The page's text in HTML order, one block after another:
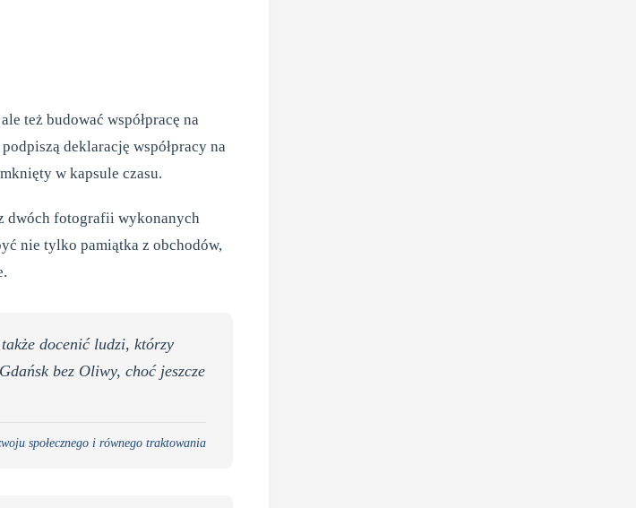
też budować współpracę na
deklarację współpracy na
w kapsule czasu.
dwóch fotografii wykonanych
nie tylko pamiątka z obchodów,
docenić ludzi, którzy
bez Oliwy, choć jeszcze
społecznego i równego traktowania